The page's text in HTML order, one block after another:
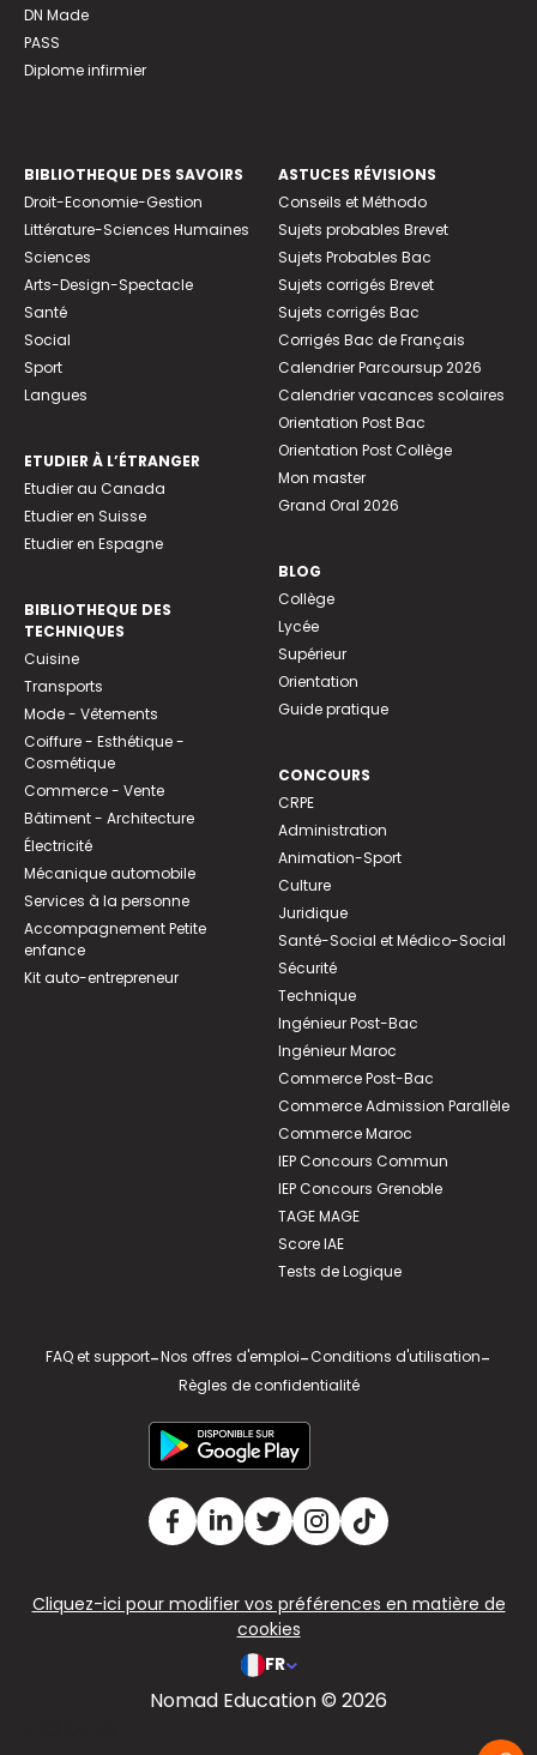
DN Made
PASS
Diplome infirmier
BIBLIOTHEQUE DES SAVOIRS
Droit-Economie-Gestion
Littérature-Sciences Humaines
Sciences
Arts-Design-Spectacle
Santé
Social
Sport
Langues
ETUDIER À L’ÉTRANGER
Etudier au Canada
Etudier en Suisse
Etudier en Espagne
BIBLIOTHEQUE DES
TECHNIQUES
Cuisine
Transports
Mode - Vêtements
Coiffure - Esthétique -
Cosmétique
Commerce - Vente
Bâtiment - Architecture
Électricité
Mécanique automobile
Services à la personne
Accompagnement Petite
enfance
Kit auto-entrepreneur
ASTUCES RÉVISIONS
Conseils et Méthodo
Sujets probables Brevet
Sujets Probables Bac
Sujets corrigés Brevet
Sujets corrigés Bac
Corrigés Bac de Français
Calendrier Parcoursup 2026
Calendrier vacances scolaires
Orientation Post Bac
Orientation Post Collège
Mon master
Grand Oral 2026
BLOG
Collège
Lycée
Supérieur
Orientation
Guide pratique
CONCOURS
CRPE
Administration
Animation-Sport
Culture
Juridique
Santé-Social et Médico-Social
Sécurité
Technique
Ingénieur Post-Bac
Ingénieur Maroc
Commerce Post-Bac
Commerce Admission Parallèle
Commerce Maroc
IEP Concours Commun
IEP Concours Grenoble
TAGE MAGE
Score IAE
Tests de Logique
FAQ et support-Nos offres d'emploi-Conditions d'utilisation-
Règles de confidentialité
Cliquez-ici pour modifier vos préférences en matière de
cookies
FR
Nomad Education © 2026